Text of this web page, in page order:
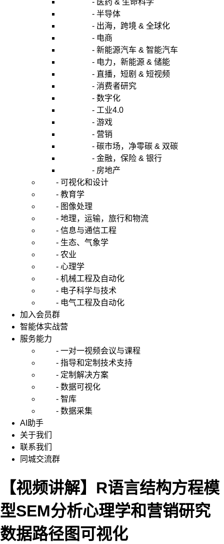
- 医药 & 生命科学
- 半导体
- 出海，跨境 & 全球化
- 电商
- 新能源汽车 & 智能汽车
- 电力，新能源 & 储能
- 直播，短剧 & 短视频
- 消费者研究
- 数字化
- 工业4.0
- 游戏
- 营销
- 碳市场，净零碳 & 双碳
- 金融，保险 & 银行
- 房地产
- 可视化和设计
- 教育学
- 图像处理
- 地理，运输，旅行和物流
- 信息与通信工程
- 生态、气象学
- 农业
- 心理学
- 机械工程及自动化
- 电子科学与技术
- 电气工程及自动化
加入会员群
智能体实战营
服务能力
- 一对一视频会议与课程
- 指导和定制技术支持
- 定制解决方案
- 数据可视化
- 智库
- 数据采集
AI助手
关于我们
联系我们
同城交流群
【视频讲解】R语言结构方程模
型SEM分析心理学和营销研究
数据路径图可视化